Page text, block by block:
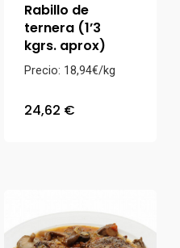
Rabillo de
ternera (1’3
kgrs. aprox)
Precio: 18,94€/kg
24,62 €